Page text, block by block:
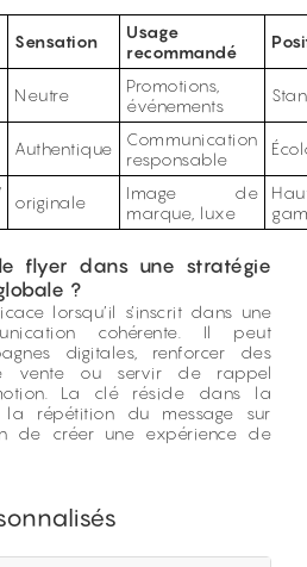
Sensation
Usage
recommandé
Neutre
Promotions,
événements
Authentique
Communication
responsable
originale
Image de
marque, luxe
flyer dans une stratégie
?
lorsqu’il s’inscrit dans une
cohérente. Il peut
digitales, renforcer des
vente ou servir de rappel
La clé réside dans la
la répétition du message sur
de créer une expérience de